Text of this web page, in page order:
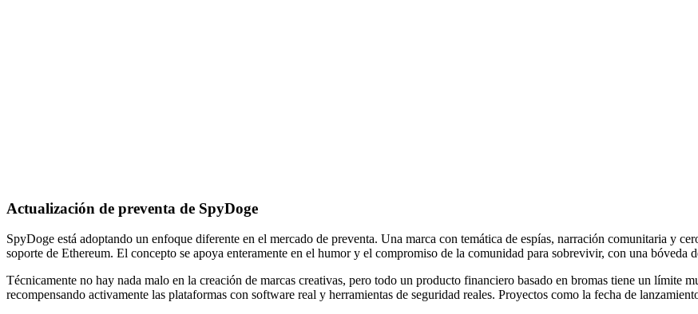
Actualización de preventa de SpyDoge
SpyDoge está adoptando un enfoque diferente en el mercado de preventa. Una marca con temática de espías, narración comunitaria y
soporte de Ethereum. El concepto se apoya enteramente en el humor y el compromiso de la comunidad para sobrevivir, con una bóveda
Técnicamente no hay nada malo en la creación de marcas creativas, pero todo un producto financiero basado en bromas tiene un límite
recompensando activamente las plataformas con software real y herramientas de seguridad reales. Proyectos como la fecha de